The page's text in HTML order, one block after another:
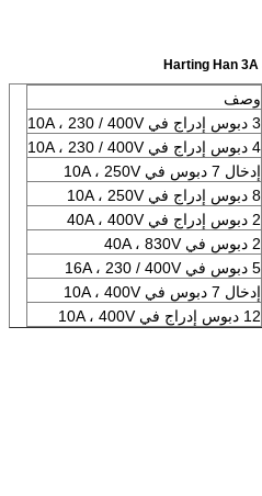
وصف
3 دبوس إدراج في 10A ، 230 / 400V
4 دبوس إدراج في 10A ، 230 / 400V
إدخال 7 دبوس في 10A ، 250V
8 دبوس إدراج في 10A ، 250V
2 دبوس إدراج في 40A ، 400V
2 دبوس في 40A ، 830V
5 دبوس في 16A ، 230 / 400V
إدخال 7 دبوس في 10A ، 400V
12 دبوس إدراج في 10A ، 400V